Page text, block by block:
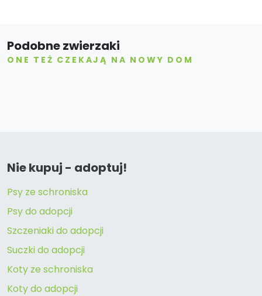
Podobne zwierzaki
ONE TEŻ CZEKAJĄ NA NOWY DOM
Nie kupuj - adoptuj!
Psy ze schroniska
Psy do adopcji
Szczeniaki do adopcji
Suczki do adopcji
Koty ze schroniska
Koty do adopcji